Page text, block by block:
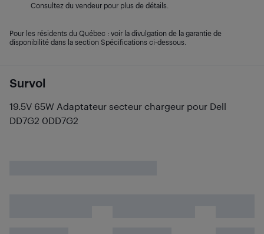
Survol
19.5V 65W Adaptateur secteur chargeur pour Dell
DD7G2 0DD7G2
Consultez du vendeur pour plus de détails.
Pour les résidents du Québec : voir la divulgation de la garantie de
disponibilité dans la section Spécifications ci-dessous.